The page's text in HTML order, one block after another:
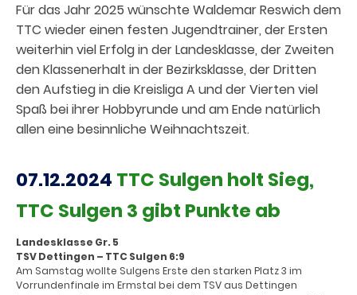
Für das Jahr 2025 wünschte Waldemar Reswich dem
TTC wieder einen festen Jugendtrainer, der Ersten
weiterhin viel Erfolg in der Landesklasse, der Zweiten
den Klassenerhalt in der Bezirksklasse, der Dritten
den Aufstieg in die Kreisliga A und der Vierten viel
Spaß bei ihrer Hobbyrunde und am Ende natürlich
allen eine besinnliche Weihnachtszeit.
07.12.2024 TTC Sulgen holt Sieg,
TTC Sulgen 3 gibt Punkte ab
Landesklasse Gr. 5
TSV Dettingen – TTC Sulgen 6:9
Am Samstag wollte Sulgens Erste den starken Platz 3 im
Vorrundenfinale im Ermstal bei dem TSV aus Dettingen